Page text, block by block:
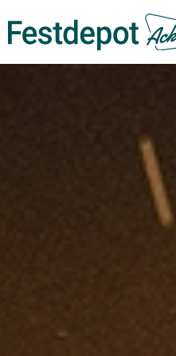
Zum Hauptinhalt springen